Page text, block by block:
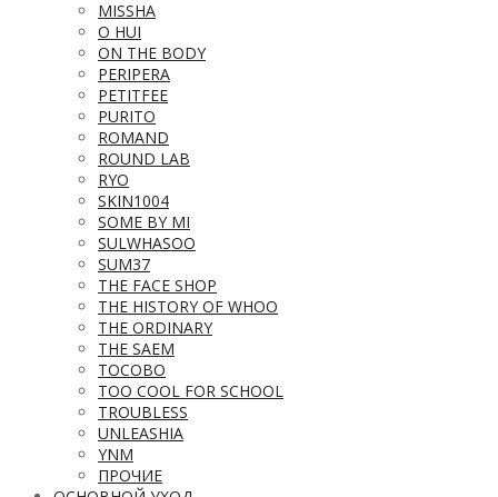
MISSHA
O HUI
ON THE BODY
PERIPERA
PETITFEE
PURITO
ROMAND
ROUND LAB
RYO
SKIN1004
SOME BY MI
SULWHASOO
SUM37
THE FACE SHOP
THE HISTORY OF WHOO
THE ORDINARY
THE SAEM
TOCOBO
TOO COOL FOR SCHOOL
TROUBLESS
UNLEASHIA
YNM
ПРОЧИЕ